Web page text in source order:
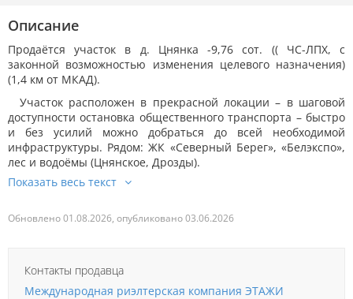
Описание
Продаётся участок в д. Цнянка -9,76 сот. (( ЧС-ЛПХ, с
законной возможностью изменения целевого назначения)
(1,4 км от МКАД).
Участок расположен в прекрасной локации – в шаговой
доступности остановка общественного транспорта – быстро
и без усилий можно добраться до всей необходимой
инфраструктуры. Рядом: ЖК «Северный Берег», «Белэкспо»,
лес и водоёмы (Цнянское, Дрозды).
Обновлено 01.08.2026, опубликовано 03.06.2026
Контакты продавца
Международная риэлтерская компания ЭТАЖИ